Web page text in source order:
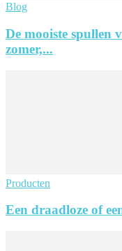
Blog
De mooiste spullen
zomer,...
Producten
Een draadloze of